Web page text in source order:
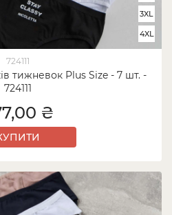
724111
тижневок Plus Size - 7 шт. -
724111
3XL
4XL
₴